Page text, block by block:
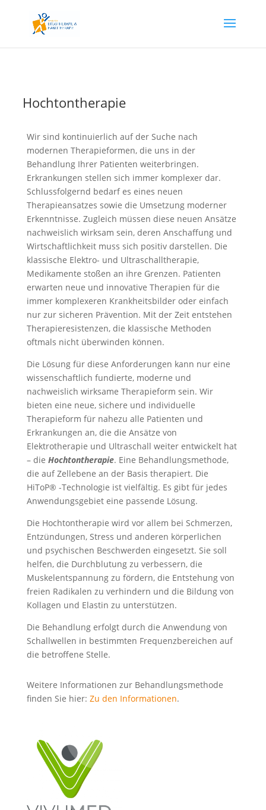
Hochtontherapie
Wir sind kontinuierlich auf der Suche nach
modernen Therapieformen, die uns in der
Behandlung Ihrer Patienten weiterbringen.
Erkrankungen stellen sich immer komplexer dar.
Schlussfolgernd bedarf es eines neuen
Therapieansatzes sowie die Umsetzung moderner
Erkenntnisse. Zugleich müssen diese neuen Ansätze
nachweislich wirksam sein, deren Anschaffung und
Wirtschaftlichkeit muss sich positiv darstellen. Die
klassische Elektro- und Ultraschalltherapie,
Medikamente stoßen an ihre Grenzen. Patienten
erwarten neue und innovative Therapien für die
immer komplexeren Krankheitsbilder oder einfach
nur zur sicheren Prävention. Mit der Zeit entstehen
Therapieresistenzen, die klassische Methoden
oftmals nicht überwinden können.
Die Lösung für diese Anforderungen kann nur eine
wissenschaftlich fundierte, moderne und
nachweislich wirksame Therapieform sein. Wir
bieten eine neue, sichere und individuelle
Therapieform für nahezu alle Patienten und
Erkrankungen an, die die Ansätze von
Elektrotherapie und Ultraschall weiter entwickelt hat
– die Hochtontherapie. Eine Behandlungsmethode,
die auf Zellebene an der Basis therapiert. Die
HiToP® -Technologie ist vielfältig. Es gibt für jedes
Anwendungsgebiet eine passende Lösung.
Die Hochtontherapie wird vor allem bei Schmerzen,
Entzündungen, Stress und anderen körperlichen
und psychischen Beschwerden eingesetzt. Sie soll
helfen, die Durchblutung zu verbessern, die
Muskelentspannung zu fördern, die Entstehung von
freien Radikalen zu verhindern und die Bildung von
Kollagen und Elastin zu unterstützen.
Die Behandlung erfolgt durch die Anwendung von
Schallwellen in bestimmten Frequenzbereichen auf
die betroffene Stelle.
Weitere Informationen zur Behandlungsmethode
finden Sie hier: Zu den Informationen.